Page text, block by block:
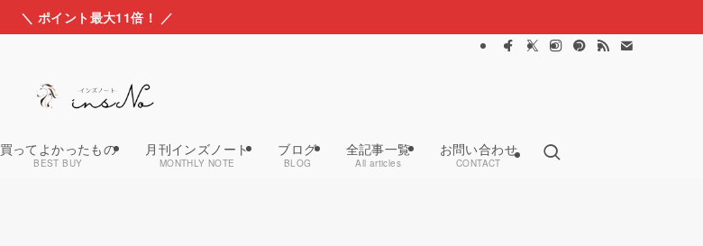
＼ ポイント最大11倍！ ／
買ってよかったもの
BEST BUY
月刊インズノート
MONTHLY NOTE
ブログ
BLOG
全記事一覧
All articles
お問い合わせ
CONTACT